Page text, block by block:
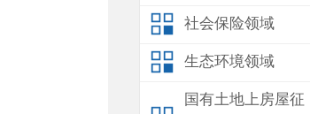
社会保险领域
生态环境领域
国有土地上房屋征